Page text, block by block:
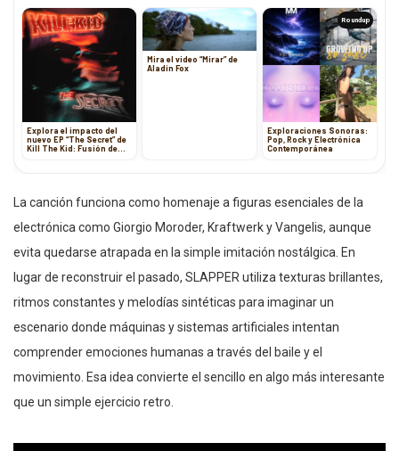
Explora el impacto del
nuevo EP “The Secret” de
Kill The Kid: Fusión de
Mira el video “Mirar” de
Aladin Fox
Roundup
Exploraciones Sonoras:
Pop, Rock y Electrónica
Contemporánea
La canción funciona como homenaje a figuras esenciales de la
electrónica como Giorgio Moroder, Kraftwerk y Vangelis, aunque
evita quedarse atrapada en la simple imitación nostálgica. En
lugar de reconstruir el pasado, SLAPPER utiliza texturas brillantes,
ritmos constantes y melodías sintéticas para imaginar un
escenario donde máquinas y sistemas artificiales intentan
comprender emociones humanas a través del baile y el
movimiento. Esa idea convierte el sencillo en algo más interesante
que un simple ejercicio retro.